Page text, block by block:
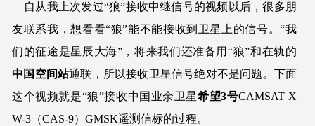
自从我上次发过“狼”接收中继信号的视频以后，很多朋
友联系我，想看看“狼”能不能接收到卫星上的信号。“我
们的征途是星辰大海”，将来我们还准备用“狼”和在轨的
中国空间站通联，所以接收卫星信号绝对不是问题。下面
这个视频就是“狼”接收中国业余卫星希望3号CAMSAT X
W-3（CAS-9）GMSK遥测信标的过程。